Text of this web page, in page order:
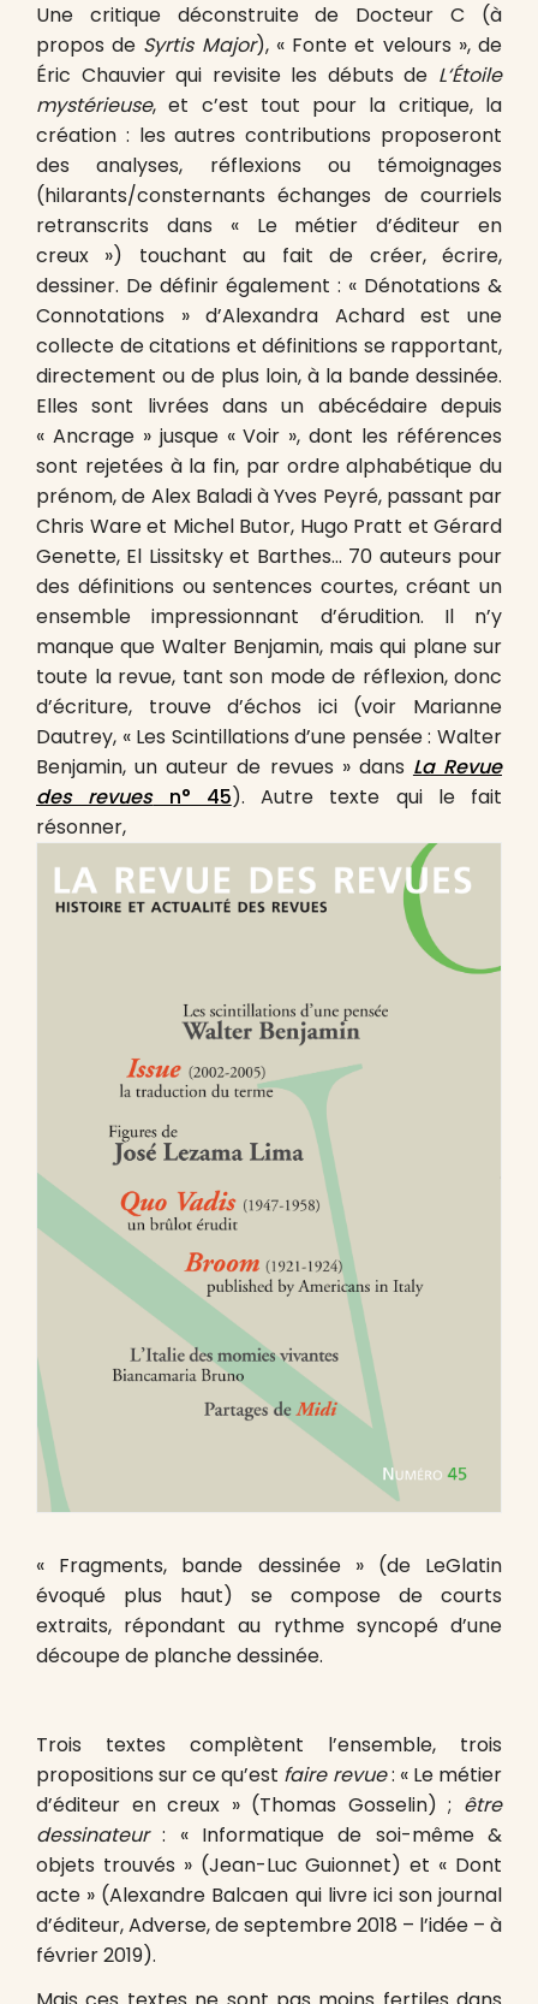
Une critique déconstruite de Docteur C (à
propos de Syrtis Major), « Fonte et velours », de
Éric Chauvier qui revisite les débuts de L‘Étoile
mystérieuse, et c’est tout pour la critique, la
création : les autres contributions proposeront
des analyses, réflexions ou témoignages
(hilarants/consternants échanges de courriels
retranscrits dans « Le métier d’éditeur en
creux ») touchant au fait de créer, écrire,
dessiner. De définir également : « Dénotations &
Connotations » d’Alexandra Achard est une
collecte de citations et définitions se rapportant,
directement ou de plus loin, à la bande dessinée.
Elles sont livrées dans un abécédaire depuis
« Ancrage » jusque « Voir », dont les références
sont rejetées à la fin, par ordre alphabétique du
prénom, de Alex Baladi à Yves Peyré, passant par
Chris Ware et Michel Butor, Hugo Pratt et Gérard
Genette, El Lissitsky et Barthes… 70 auteurs pour
des définitions ou sentences courtes, créant un
ensemble impressionnant d’érudition. Il n’y
manque que Walter Benjamin, mais qui plane sur
toute la revue, tant son mode de réflexion, donc
d’écriture, trouve d’échos ici (voir Marianne
Dautrey, « Les Scintillations d’une pensée : Walter
Benjamin, un auteur de revues » dans La Revue
des revuesn° 45). Autre texte qui le fait
résonner,
« Fragments, bande dessinée » (de LeGlatin
évoqué plus haut) se compose de courts
extraits, répondant au rythme syncopé d’une
découpe de planche dessinée.
Trois textes complètent l’ensemble, trois
propositions sur ce qu’est faire revue: « Le métier
d’éditeur en creux » (Thomas Gosselin) ; être
dessinateur: « Informatique de soi-même &
objets trouvés » (Jean-Luc Guionnet) et « Dont
acte » (Alexandre Balcaen qui livre ici son journal
d’éditeur, Adverse, de septembre 2018 – l’idée – à
février 2019).